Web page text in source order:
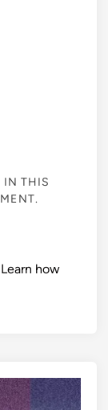
IN THIS
Learn how